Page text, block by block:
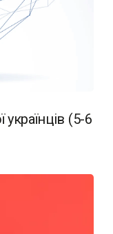
українців (5-6